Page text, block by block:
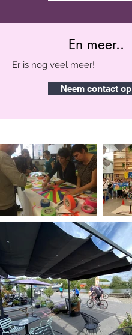
En meer..
Er is nog veel meer!
Neem contact op